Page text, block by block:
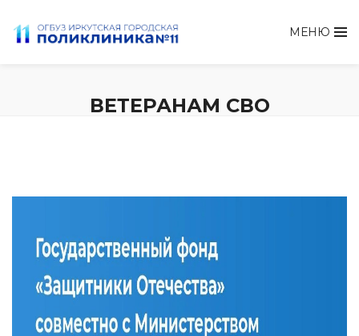
МЕНЮ
ВЕТЕРАНАМ СВО